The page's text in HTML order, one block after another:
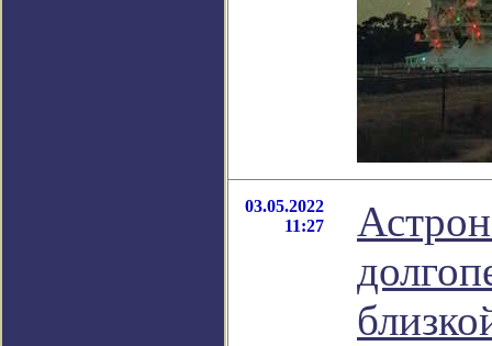
03.05.2022
11:27